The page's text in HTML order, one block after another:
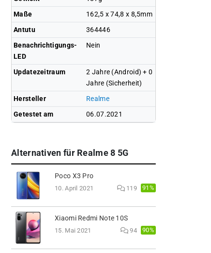
Maße
162,5 x 74,8 x 8,5mm
Antutu
364446
Benachrichtigungs-
LED
Nein
Updatezeitraum
2 Jahre (Android) + 0
Jahre (Sicherheit)
Hersteller
Realme
Getestet am
06.07.2021
Alternativen für Realme 8 5G
Poco X3 Pro
10. April 2021 119 91%
Xiaomi Redmi Note 10S
15. Mai 2021 94 90%